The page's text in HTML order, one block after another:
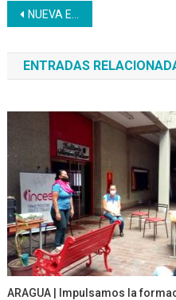
Navegación
de
entradas
NUEVA ESPARTA | Fedecámaras, CaHotel e Inces consolidan alianza formativa para el sector hotelero
ENTRADAS
ARAGUA | Impulsamos la